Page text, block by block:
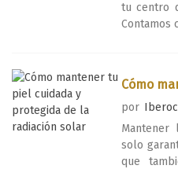
tu centro
Contamos
Cómo
por
solo
que